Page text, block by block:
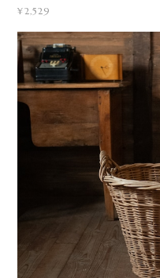
¥2,529